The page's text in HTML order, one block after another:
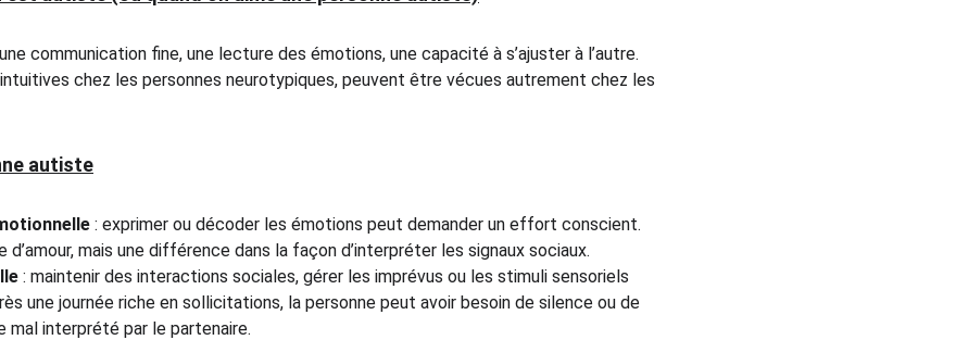
communication fine, une lecture des émotions, une capacité à s’ajuster à l’autre.
chez les personnes neurotypiques, peuvent être vécues autrement chez les
autiste
: exprimer ou décoder les émotions peut demander un effort conscient.
d’amour, mais une différence dans la façon d’interpréter les signaux sociaux.
: maintenir des interactions sociales, gérer les imprévus ou les stimuli sensoriels
une journée riche en sollicitations, la personne peut avoir besoin de silence ou de
interprété par le partenaire.